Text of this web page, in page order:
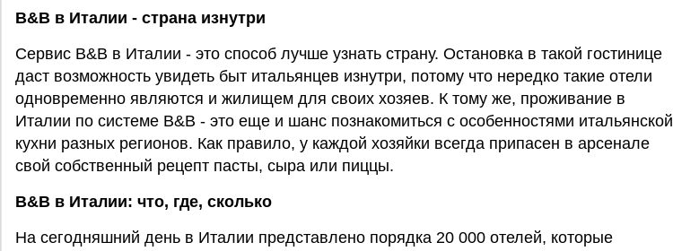
B&B в Италии - страна изнутри
Сервис B&B в Италии - это способ лучше узнать страну. Остановка в такой гостинице
даст возможность увидеть быт итальянцев изнутри, потому что нередко такие отели
одновременно являются и жилищем для своих хозяев. К тому же, проживание в
Италии по системе B&B - это еще и шанс познакомиться с особенностями итальянской
кухни разных регионов. Как правило, у каждой хозяйки всегда припасен в арсенале
свой собственный рецепт пасты, сыра или пиццы.
B&B в Италии: что, где, сколько
На сегодняшний день в Италии представлено порядка 20 000 отелей, которые